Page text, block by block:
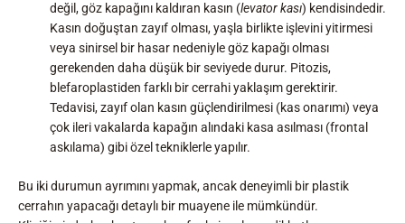
değil, göz kapağını kaldıran kasın (levator kası) kendisindedir.
Kasın doğuştan zayıf olması, yaşla birlikte işlevini yitirmesi
veya sinirsel bir hasar nedeniyle göz kapağı olması
gerekenden daha düşük bir seviyede durur. Pitozis,
blefaroplastiden farklı bir cerrahi yaklaşım gerektirir.
Tedavisi, zayıf olan kasın güçlendirilmesi (kas onarımı) veya
çok ileri vakalarda kapağın alındaki kasa asılması (frontal
askılama) gibi özel tekniklerle yapılır.
Bu iki durumun ayrımını yapmak, ancak deneyimli bir plastik
cerrahın yapacağı detaylı bir muayene ile mümkündür.